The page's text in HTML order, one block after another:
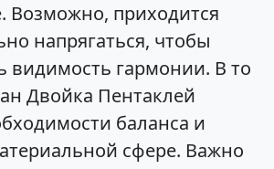
Возможно, приходится
напрягаться, чтобы
видимость гармонии. В то
Двойка Пентаклей
баланса и
сфере. Важно